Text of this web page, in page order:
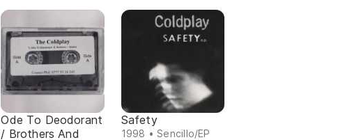
Ode To Deodorant
/ Brothers And
Safety
1998 • Sencillo/EP